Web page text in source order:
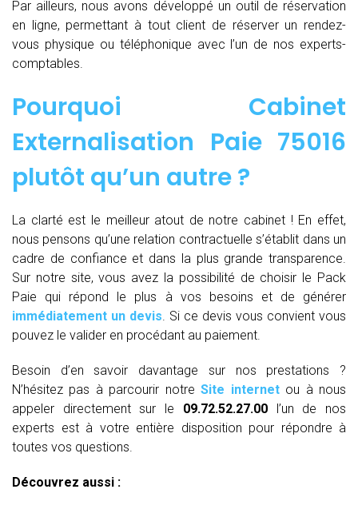
Par ailleurs, nous avons développé un outil de réservation
en ligne, permettant à tout client de réserver un rendez-
vous physique ou téléphonique avec l’un de nos experts-
comptables.
Pourquoi Cabinet
Externalisation Paie 75016
plutôt qu’un autre ?
La clarté est le meilleur atout de notre cabinet ! En effet,
nous pensons qu’une relation contractuelle s’établit dans un
cadre de confiance et dans la plus grande transparence.
Sur notre site, vous avez la possibilité de choisir le Pack
Paie qui répond le plus à vos besoins et de générer
immédiatement un devis . Si ce devis vous convient vous
pouvez le valider en procédant au paiement.
Besoin d’en savoir davantage sur nos prestations ?
N’hésitez pas à parcourir notreSite internet ou à nous
appeler directement sur le 09.72.52.27.00l’un de nos
experts est à votre entière disposition pour répondre à
toutes vos questions.
Découvrez aussi :